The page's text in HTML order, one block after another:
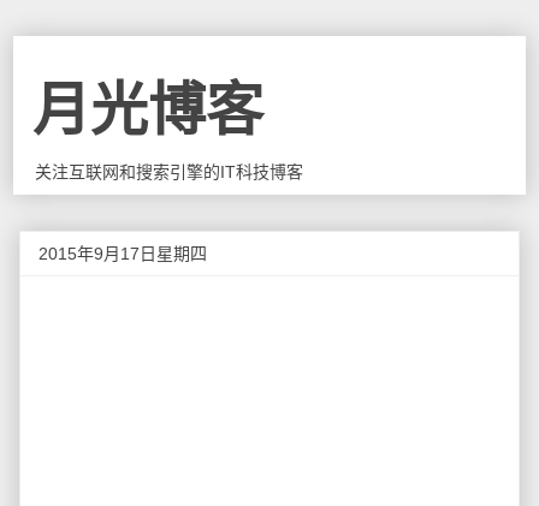
月光博客
关注互联网和搜索引擎的IT科技博客
2015年9月17日星期四